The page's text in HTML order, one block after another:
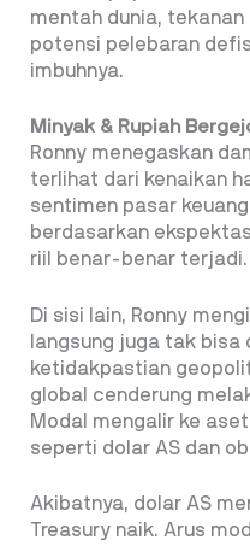
mentah dunia,
potensi pelebaran
imbuhnya.
Minyak & Rupiah
Ronny menegaskan
terlihat dari kenaikan
sentimen pasar
berdasarkan
riil benar-benar terjadi.
Di sisi lain, Ronny
langsung juga tak bisa
ketidakpastian
global cenderung
Modal mengalir ke
seperti dolar AS dan
Akibatnya, dolar AS
Treasury naik. Arus